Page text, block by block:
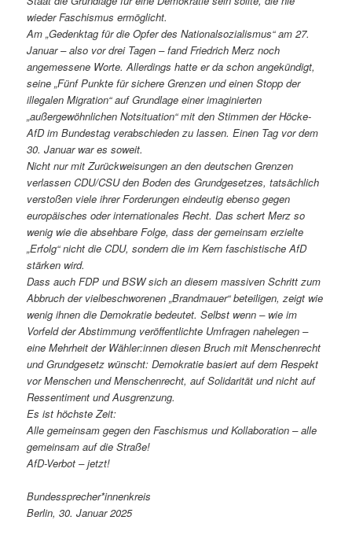
wieder Faschismus ermöglicht.
Am „Gedenktag für die Opfer des Nationalsozialismus“ am 27.
Januar – also vor drei Tagen – fand Friedrich Merz noch
angemessene Worte. Allerdings hatte er da schon angekündigt,
seine „Fünf Punkte für sichere Grenzen und einen Stopp der
illegalen Migration“ auf Grundlage einer imaginierten
„außergewöhnlichen Notsituation“ mit den Stimmen der Höcke-
AfD im Bundestag verabschieden zu lassen. Einen Tag vor dem
30. Januar war es soweit.
Nicht nur mit Zurückweisungen an den deutschen Grenzen
verlassen CDU/CSU den Boden des Grundgesetzes, tatsächlich
verstoßen viele ihrer Forderungen eindeutig ebenso gegen
europäisches oder internationales Recht. Das schert Merz so
wenig wie die absehbare Folge, dass der gemeinsam erzielte
„Erfolg“ nicht die CDU, sondern die im Kern faschistische AfD
stärken wird.
Dass auch FDP und BSW sich an diesem massiven Schritt zum
Abbruch der vielbeschworenen „Brandmauer“ beteiligen, zeigt wie
wenig ihnen die Demokratie bedeutet. Selbst wenn – wie im
Vorfeld der Abstimmung veröffentlichte Umfragen nahelegen –
eine Mehrheit der Wähler:innen diesen Bruch mit Menschenrecht
und Grundgesetz wünscht: Demokratie basiert auf dem Respekt
vor Menschen und Menschenrecht, auf Solidarität und nicht auf
Ressentiment und Ausgrenzung.
Es ist höchste Zeit:
Alle gemeinsam gegen den Faschismus und Kollaboration – alle
gemeinsam auf die Straße!
AfD-Verbot – jetzt!
Bundessprecher*innenkreis
Berlin, 30. Januar 2025